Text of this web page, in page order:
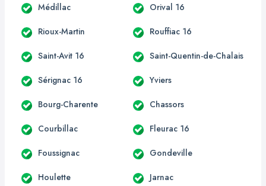
Médillac Orival 16
Rioux-Martin Rouffiac 16
Saint-Avit 16 Saint-Quentin-de-Chalais
Sérignac 16 Yviers
Bourg-Charente Chassors
Courbillac Fleurac 16
Foussignac Gondeville
Houlette Jarnac